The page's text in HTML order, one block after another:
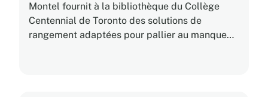
Montel fournit à la bibliothèque du Collège
Centennial de Toronto des solutions de
rangement adaptées pour pallier au manque